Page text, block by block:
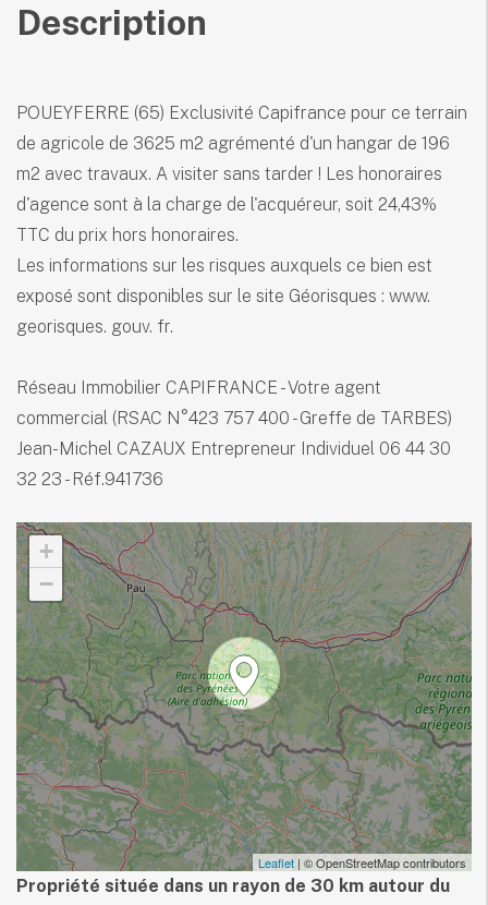
+
−
Leaflet | © OpenStreetMap contributors
Propriété située dans un rayon de 30 km autour du
Description
POUEYFERRE (65) Exclusivité Capifrance pour ce terrain
de agricole de 3625 m2 agrémenté d'un hangar de 196
m2 avec travaux. A visiter sans tarder ! Les honoraires
d'agence sont à la charge de l'acquéreur, soit 24,43%
TTC du prix hors honoraires.
Les informations sur les risques auxquels ce bien est
exposé sont disponibles sur le site Géorisques : www.
georisques. gouv. fr.
Réseau Immobilier CAPIFRANCE - Votre agent
commercial (RSAC N°423 757 400 - Greffe de TARBES)
Jean-Michel CAZAUX Entrepreneur Individuel 06 44 30
32 23 - Réf.941736